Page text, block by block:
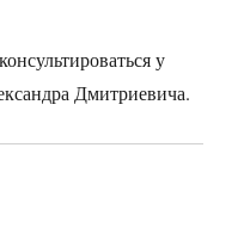
у
Дмитриевича.